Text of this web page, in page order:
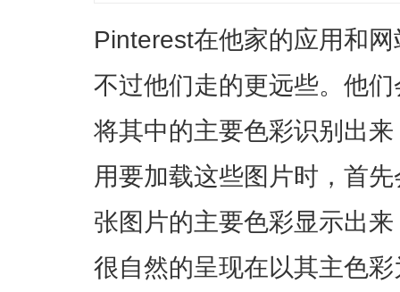
Pinterest在他家的应用和
不过他们走的更远些。他
将其中的主要色彩识别出
用要加载这些图片时，首
张图片的主要色彩显示出
很自然的呈现在以其主色